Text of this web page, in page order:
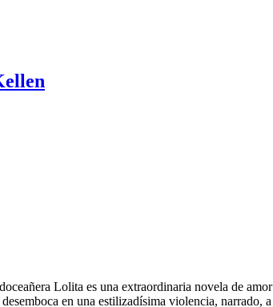
Lolita es una extraordinaria novela de
en una estilizadísima violencia,